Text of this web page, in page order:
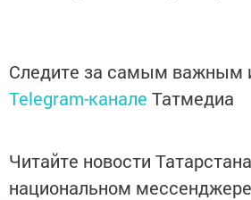
Следите за самым важным
Telegram-канале Татмедиа
Читайте новости
национальном